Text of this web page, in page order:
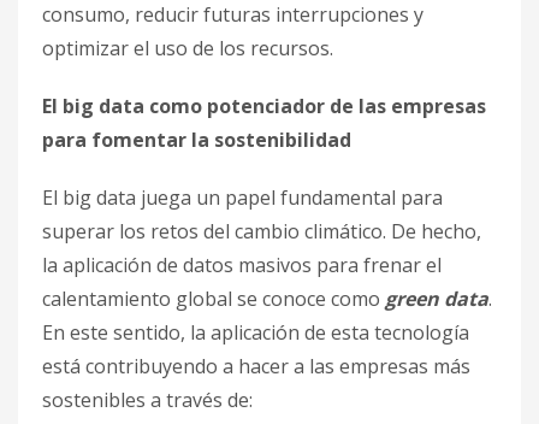
consumo, reducir futuras interrupciones y
optimizar el uso de los recursos.
El big data como potenciador de las empresas
para fomentar la sostenibilidad
El big data juega un papel fundamental para
superar los retos del cambio climático. De hecho,
la aplicación de datos masivos para frenar el
calentamiento global se conoce como green data.
En este sentido, la aplicación de esta tecnología
está contribuyendo a hacer a las empresas más
sostenibles a través de: